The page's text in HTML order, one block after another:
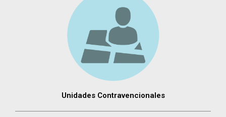
Unidades Contravencionales